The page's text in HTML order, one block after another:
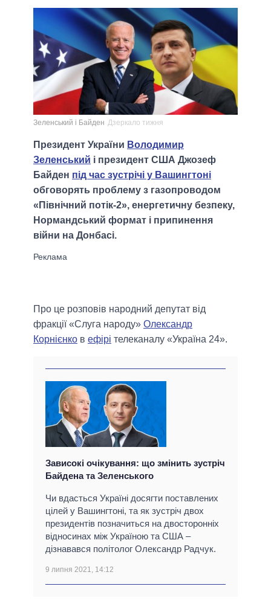
Зеленський і Байден Дзеркало тижня
Президент України Володимир
Зеленський і президент США Джозеф
Байден під час зустрічі у Вашингтоні
обговорять проблему з газопроводом
«Північний потік-2», енергетичну безпеку,
Нормандський формат і припинення
війни на Донбасі.
Про це розповів народний депутат від
фракції «Слуга народу» Олександр
Корнієнко в ефірі телеканалу «Україна 24».
Зависокі очікування: що змінить зустріч
Байдена та Зеленського
Чи вдасться Україні досягти поставлених
цілей у Вашингтоні, та як зустріч двох
президентів позначиться на двосторонніх
відносинах між Україною та США ‒
дізнавався політолог Олександр Радчук.
9 липня 2021, 14:12